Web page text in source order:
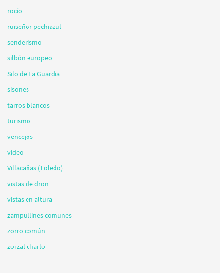
rocío
ruiseñor pechiazul
senderismo
silbón europeo
Silo de La Guardia
sisones
tarros blancos
turismo
vencejos
video
Villacañas (Toledo)
vistas de dron
vistas en altura
zampullines comunes
zorro común
zorzal charlo